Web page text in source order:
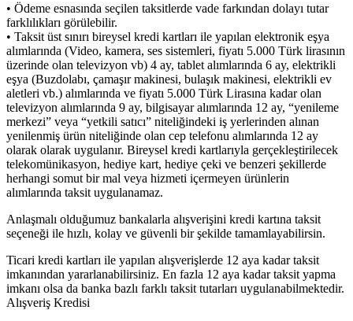
• Ödeme esnasında seçilen taksitlerde vade farkından dolayı tutar
farklılıkları görülebilir.
• Taksit üst sınırı bireysel kredi kartları ile yapılan elektronik eşya
alımlarında (Video, kamera, ses sistemleri, fiyatı 5.000 Türk lirasının
üzerinde olan televizyon vb) 4 ay, tablet alımlarında 6 ay, elektrikli
eşya (Buzdolabı, çamaşır makinesi, bulaşık makinesi, elektrikli ev
aletleri vb.) alımlarında ve fiyatı 5.000 Türk Lirasına kadar olan
televizyon alımlarında 9 ay, bilgisayar alımlarında 12 ay, “yenileme
merkezi” veya “yetkili satıcı” niteliğindeki iş yerlerinden alınan
yenilenmiş ürün niteliğinde olan cep telefonu alımlarında 12 ay
olarak olarak uygulanır. Bireysel kredi kartlarıyla gerçekleştirilecek
telekomünikasyon, hediye kart, hediye çeki ve benzeri şekillerde
herhangi somut bir mal veya hizmeti içermeyen ürünlerin
alımlarında taksit uygulanamaz.
Anlaşmalı olduğumuz bankalarla alışverişini kredi kartına taksit
seçeneği ile hızlı, kolay ve güvenli bir şekilde tamamlayabilirsin.
Ticari kredi kartları ile yapılan alışverişlerde 12 aya kadar taksit
imkanından yararlanabilirsiniz. En fazla 12 aya kadar taksit yapma
imkanı olsa da banka bazlı farklı taksit tutarları uygulanabilmektedir.
Alışveriş Kredisi